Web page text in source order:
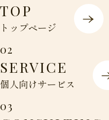
TOP
トップページ
02
SERVICE
個人向けサービス
03